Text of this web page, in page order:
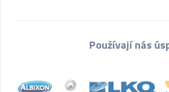
Používají nás